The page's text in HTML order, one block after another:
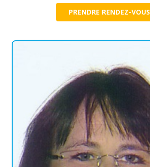
PRENDRE RENDEZ-VOUS